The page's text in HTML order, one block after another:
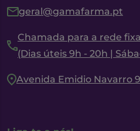
geral@gamafarma.pt
Chamada para a rede
(Dias úteis 9h - 20h |
Avenida Emidio Navarro